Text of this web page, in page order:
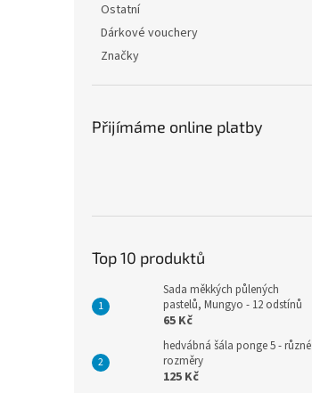
Ostatní
Dárkové vouchery
Značky
Přijímáme online platby
Top 10 produktů
Sada měkkých půlených
pastelů, Mungyo - 12 odstínů
65 Kč
hedvábná šála ponge 5 - různé
rozměry
125 Kč